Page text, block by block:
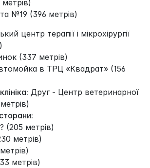
№19 (396 метрів)
центр терапії і мікрохірургії
(337 метрів)
в ТРЦ «Квадрат» (156
Друг - Центр ветеринарної
(205 метрів)
метрів)
метрів)